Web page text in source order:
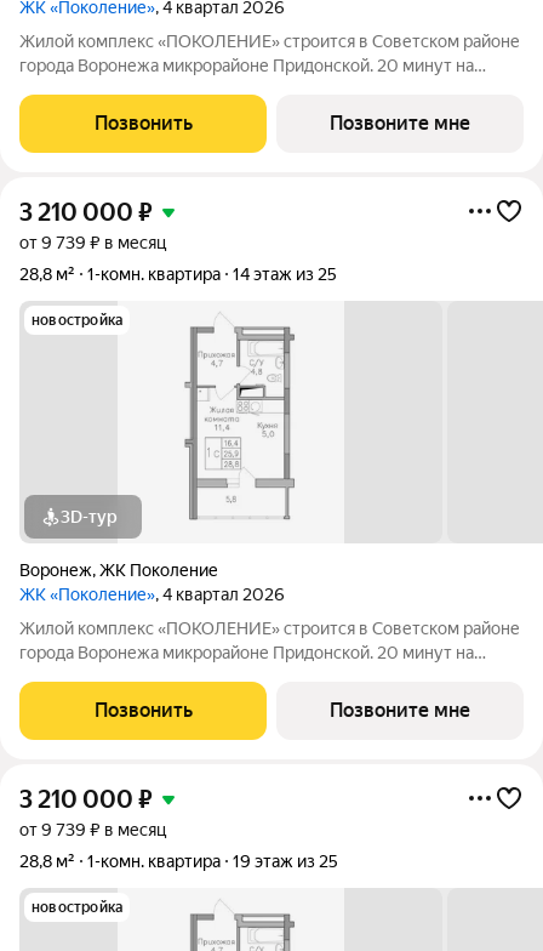
ЖК «Поколение», 4 квартал 2026
Жилой комплекс «ПОКОЛЕНИЕ» строится в Советском районе
города Воронежа микрорайоне Придонской. 20 минут на
доступности. Активное благоустройство: спортивные
тренажеры, комфортные детские
Позвонить Позвоните мне
3 210 000 ₽
от 9 739 ₽ в месяц
28,8 м²
1-комн. квартира 14 этаж из 25
новостройка
3D-тур
Воронеж,ЖК Поколение
ЖК «Поколение», 4 квартал 2026
Жилой комплекс «ПОКОЛЕНИЕ» строится в Советском районе
города Воронежа микрорайоне Придонской. 20 минут на
доступности. Активное благоустройство: спортивные
тренажеры, комфортные детские
Позвонить Позвоните мне
3 210 000 ₽
от 9 739 ₽ в месяц
28,8 м²
1-комн. квартира 19 этаж из 25
новостройка